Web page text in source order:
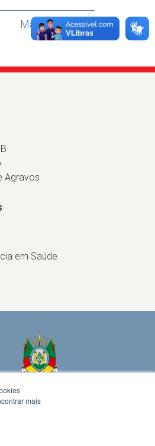
Mais Destaques
Agravos
em Saúde
mais